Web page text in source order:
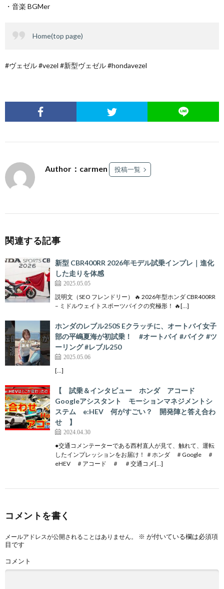
・音楽 BGMer
Home(top page)
#ヴェゼル #vezel #新型ヴェゼル #hondavezel
Author：carmen 投稿一覧
関連する記事
新型 CBR400RR 2026年モデル試乗インプレ｜進化
した走りを体感
2025.05.05
説明文（SEO フレンドリー） 🔥 2026年型ホンダ CBR400RR
– ミドルウェイトスポーツバイクの究極形！ 🔥[…]
ホンダのレブル250S Eクラッチに、オートバイ女子
部の平嶋夏海が初試乗！ #オートバイ #バイク #ツ
ーリング #レブル250
2025.05.06
[…]
【 試乗＆インタビュー ホンダ アコード
Googleアシスタント モーションマネジメントシ
ステム e:HEV 何がすごい？ 開発陣と答え合わ
せ 】
2024.04.30
●交通コメンテーターである西村直人が見て、触れて、運転
したインプレッションをお届け！ ＃ホンダ ＃Google ＃
eHEV ＃アコード ＃ ＃交通コメ[…]
コメントを書く
メールアドレスが公開されることはありません。 ※ が付いている欄は必須項
目です
コメント